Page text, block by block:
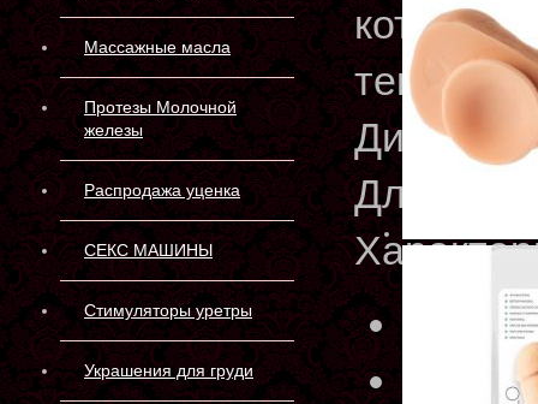
Массажные масла
Протезы Молочной
железы
Распродажа уценка
СЕКС МАШИНЫ
Стимуляторы уретры
Украшения для груди
который
Длина